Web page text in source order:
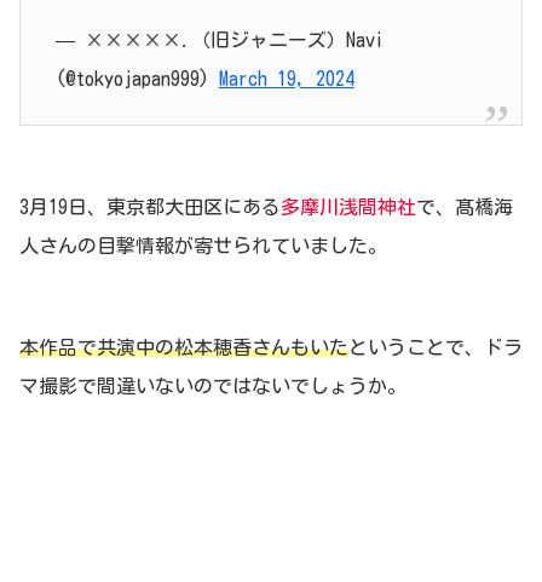
— ×××××.（旧ジャニーズ）Navi
(@tokyojapan999)
March 19, 2024
3月19日、東京都大田区にある多摩川浅間神社で、髙橋海
人さんの目撃情報が寄せられていました。
本作品で共演中の松本穂香さんもいたということで、ドラ
マ撮影で間違いないのではないでしょうか。